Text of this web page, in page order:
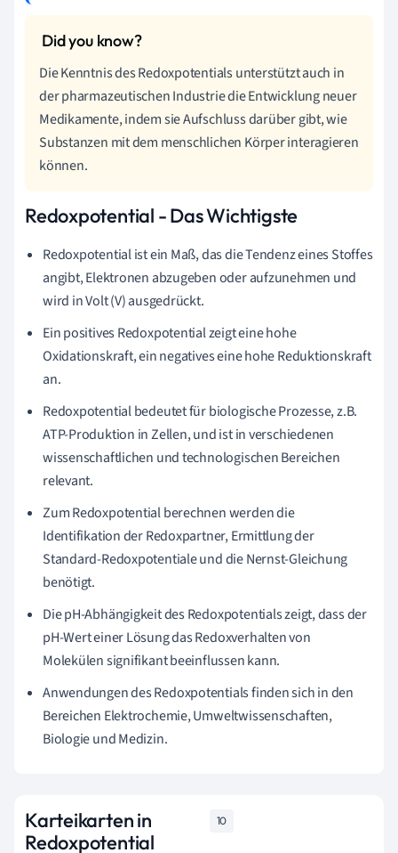
Die Kenntnis des Redoxpotentials unterstützt auch in
der pharmazeutischen Industrie die Entwicklung neuer
Medikamente, indem sie Aufschluss darüber gibt, wie
Substanzen mit dem menschlichen Körper interagieren
können.
Redoxpotential - Das Wichtigste
Redoxpotential ist ein Maß, das die Tendenz eines Stoffes
angibt, Elektronen abzugeben oder aufzunehmen und
wird in Volt (V) ausgedrückt.
Ein positives Redoxpotential zeigt eine hohe
Oxidationskraft, ein negatives eine hohe Reduktionskraft
an.
Redoxpotential bedeutet für biologische Prozesse, z.B.
ATP-Produktion in Zellen, und ist in verschiedenen
wissenschaftlichen und technologischen Bereichen
relevant.
Zum Redoxpotential berechnen werden die
Identifikation der Redoxpartner, Ermittlung der
Standard-Redoxpotentiale und die Nernst-Gleichung
benötigt.
Die pH-Abhängigkeit des Redoxpotentials zeigt, dass der
pH-Wert einer Lösung das Redoxverhalten von
Molekülen signifikant beeinflussen kann.
Anwendungen des Redoxpotentials finden sich in den
Bereichen Elektrochemie, Umweltwissenschaften,
Biologie und Medizin.
Karteikarten in
Redoxpotential
10